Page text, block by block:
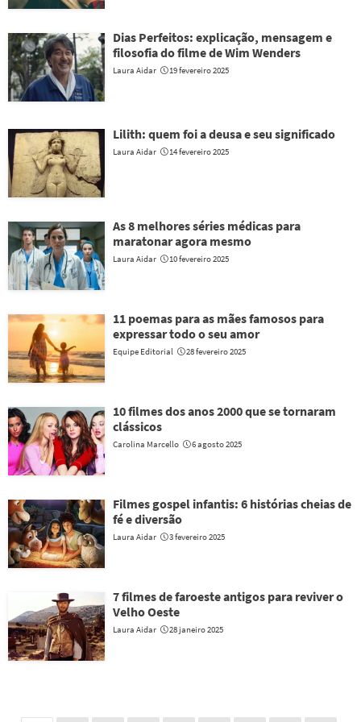
Dias Perfeitos: explicação, mensagem e
filosofia do filme de Wim Wenders
Laura Aidar 19 fevereiro 2025
Lilith: quem foi a deusa e seu significado
Laura Aidar 14 fevereiro 2025
As 8 melhores séries médicas para
maratonar agora mesmo
Laura Aidar 10 fevereiro 2025
11 poemas para as mães famosos para
expressar todo o seu amor
Equipe Editorial 28 fevereiro 2025
10 filmes dos anos 2000 que se tornaram
clássicos
Carolina Marcello 6 agosto 2025
Filmes gospel infantis: 6 histórias cheias de
fé e diversão
Laura Aidar 3 fevereiro 2025
7 filmes de faroeste antigos para reviver o
Velho Oeste
Laura Aidar 28 janeiro 2025